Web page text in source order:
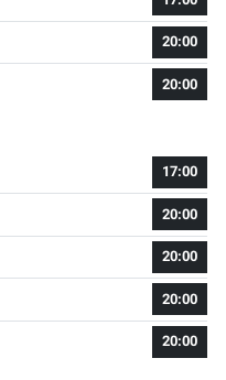
20:00
20:00
17:00
20:00
20:00
20:00
20:00